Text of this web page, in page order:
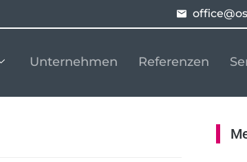
Unternehmen Referenzen